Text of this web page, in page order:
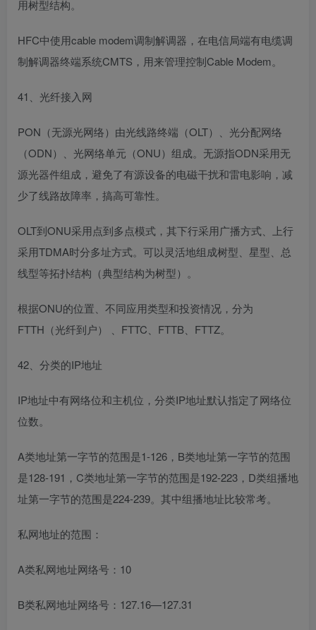
用树型结构。
HFC中使用cable modem调制解调器，在电信局端有电缆调
制解调器终端系统CMTS，用来管理控制Cable Modem。
41、光纤接入网
PON（无源光网络）由光线路终端（OLT）、光分配网络
（ODN）、光网络单元（ONU）组成。无源指ODN采用无
源光器件组成，避免了有源设备的电磁干扰和雷电影响，减
少了线路故障率，搞高可靠性。
OLT到ONU采用点到多点模式，其下行采用广播方式、上行
采用TDMA时分多址方式。可以灵活地组成树型、星型、总
线型等拓扑结构（典型结构为树型）。
根据ONU的位置、不同应用类型和投资情况，分为
FTTH（光纤到户） 、FTTC、FTTB、FTTZ。
42、分类的IP地址
IP地址中有网络位和主机位，分类IP地址默认指定了网络位
位数。
A类地址第一字节的范围是1-126，B类地址第一字节的范围
是128-191，C类地址第一字节的范围是192-223，D类组播地
址第一字节的范围是224-239。其中组播地址比较常考。
私网地址的范围：
A类私网地址网络号：10
B类私网地址网络号：127.16—127.31